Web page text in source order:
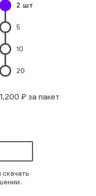
милый
привлекательный
очаровательный
2 шт
5
10
20
1,200 ₽ за пакет